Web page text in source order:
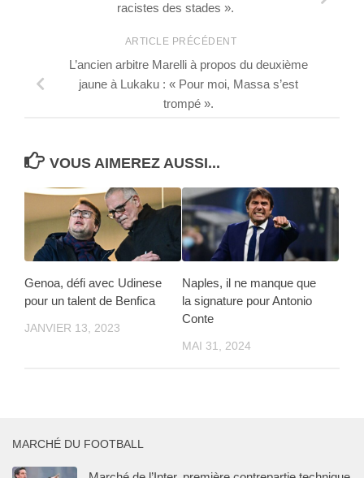
racistes des stades ».
ARTICLE PRÉCÉDENT
L’ancien arbitre Marelli à propos du deuxième
jaune à Lukaku : « Pour moi, Massa s’est
trompé ».
VOUS AIMEREZ AUSSI...
Genoa, défi avec Udinese
pour un talent de Benfica
JANVIER 13, 2023
Naples, il ne manque que
la signature pour Antonio
Conte
MAI 31, 2024
MARCHÉ DU FOOTBALL